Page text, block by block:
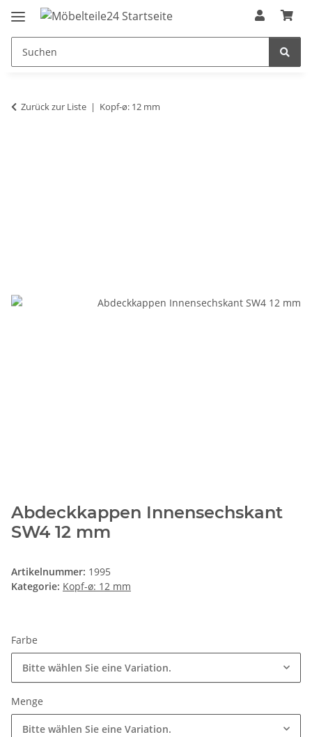
Zurück zur Liste Kopf-ø: 12 mm
Abdeckkappen Innensechskant
SW4 12 mm
Artikelnummer: 1995
Kategorie: Kopf-ø: 12 mm
Farbe
Bitte wählen Sie eine Variation.
Menge
Bitte wählen Sie eine Variation.